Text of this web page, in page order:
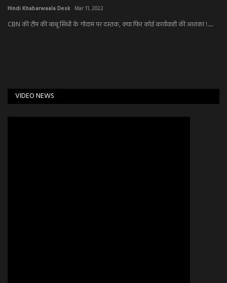
Hindi Khabarwaala Desk Mar 11, 2022
CBN की टीम की बाबू सिंधी के गोदाम पर दस्तक, क्या फिर कोई कार्यवाही की आशंका !......
VIDEO NEWS